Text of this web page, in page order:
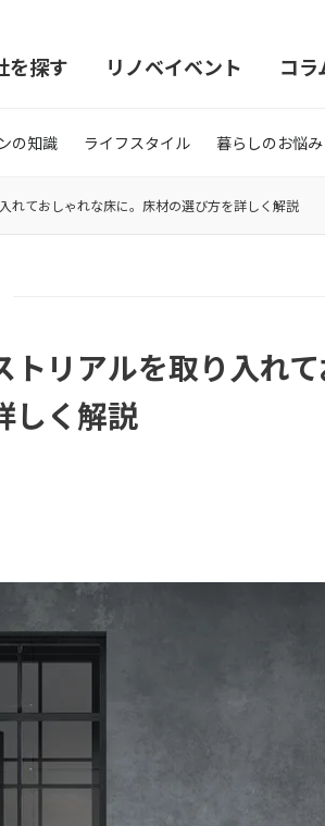
を探す リノベイベント コラ
の知識 ライフスタイル 暮らしのお悩み
れておしゃれな床に。床材の選び方を詳しく解説
トリアルを取り入れ
しく解説